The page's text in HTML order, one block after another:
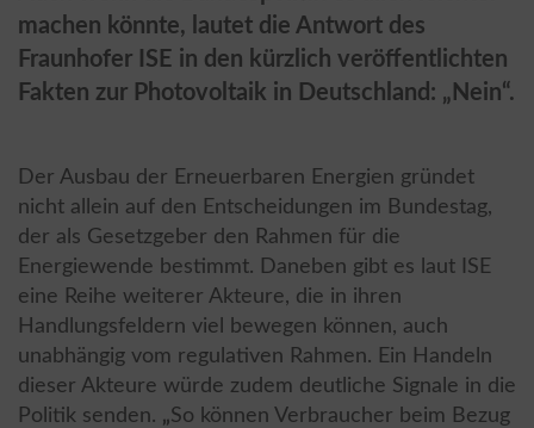
machen könnte, lautet die Antwort des
Fraunhofer ISE in den kürzlich veröffentlichten
Fakten zur Photovoltaik in Deutschland: „Nein“.
Der Ausbau der Erneuerbaren Energien gründet
nicht allein auf den Entscheidungen im Bundestag,
der als Gesetzgeber den Rahmen für die
Energiewende bestimmt. Daneben gibt es laut ISE
eine Reihe weiterer Akteure, die in ihren
Handlungsfeldern viel bewegen können, auch
unabhängig vom regulativen Rahmen. Ein Handeln
dieser Akteure würde zudem deutliche Signale in die
Politik senden. „So können Verbraucher beim Bezug